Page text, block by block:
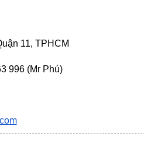
11, TPHCM
996 (Mr Phú)